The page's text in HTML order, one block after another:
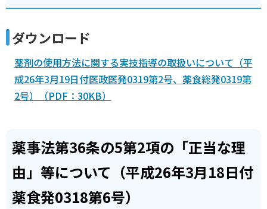
ダウンロード
薬剤の使用方法に関する実技指導の取扱いについて（平
成26年3月19日付医政医発0319第2号、薬食総発0319第
2号）（PDF：30KB）
薬事法第36条の5第2項の「正当な理
由」等について（平成26年3月18日付
薬食発0318第6号）